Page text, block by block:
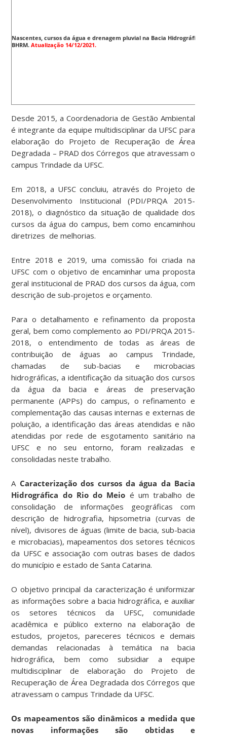
Nascentes, cursos da água e drenagem pluvial na Bacia Hidrográfica do Rio
BHRM.Atualização 14/12/2021.
Desde 2015, a Coordenadoria de Gestão Ambiental
é integrante da equipe multidisciplinar da UFSC para
elaboração do Projeto de Recuperação de Área
Degradada – PRAD dos Córregos que atravessam o
campus Trindade da UFSC.
Em 2018, a UFSC concluiu, através do Projeto de
Desenvolvimento Institucional (PDI/PRQA 2015-
2018), o diagnóstico da situação de qualidade dos
cursos da água do campus, bem como encaminhou
diretrizes de melhorias.
Entre 2018 e 2019, uma comissão foi criada na
UFSC com o objetivo de encaminhar uma proposta
geral institucional de PRAD dos cursos da água, com
descrição de sub-projetos e orçamento.
Para o detalhamento e refinamento da proposta
geral, bem como complemento ao PDI/PRQA 2015-
2018, o entendimento de todas as áreas de
contribuição de águas ao campus Trindade,
chamadas de sub-bacias e microbacias
hidrográficas, a identificação da situação dos cursos
da água da bacia e áreas de preservação
permanente (APPs) do campus, o refinamento e
complementação das causas internas e externas de
poluição, a identificação das áreas atendidas e não
atendidas por rede de esgotamento sanitário na
UFSC e no seu entorno, foram realizadas e
consolidadas neste trabalho.
A Caracterização dos cursos da água da Bacia
Hidrográfica do Rio do Meio é um trabalho de
consolidação de informações geográficas com
descrição de hidrografia, hipsometria (curvas de
nível), divisores de águas (limite de bacia, sub-bacia
e microbacias), mapeamentos dos setores técnicos
da UFSC e associação com outras bases de dados
do município e estado de Santa Catarina.
O objetivo principal da caracterização é uniformizar
as informações sobre a bacia hidrográfica, e auxiliar
os setores técnicos da UFSC, comunidade
acadêmica e público externo na elaboração de
estudos, projetos, pareceres técnicos e demais
demandas relacionadas à temática na bacia
hidrográfica, bem como subsidiar a equipe
multidisciplinar de elaboração do Projeto de
Recuperação de Área Degradada dos Córregos que
atravessam o campus Trindade da UFSC.
Os mapeamentos são dinâmicos a medida que
novas informações são obtidas e